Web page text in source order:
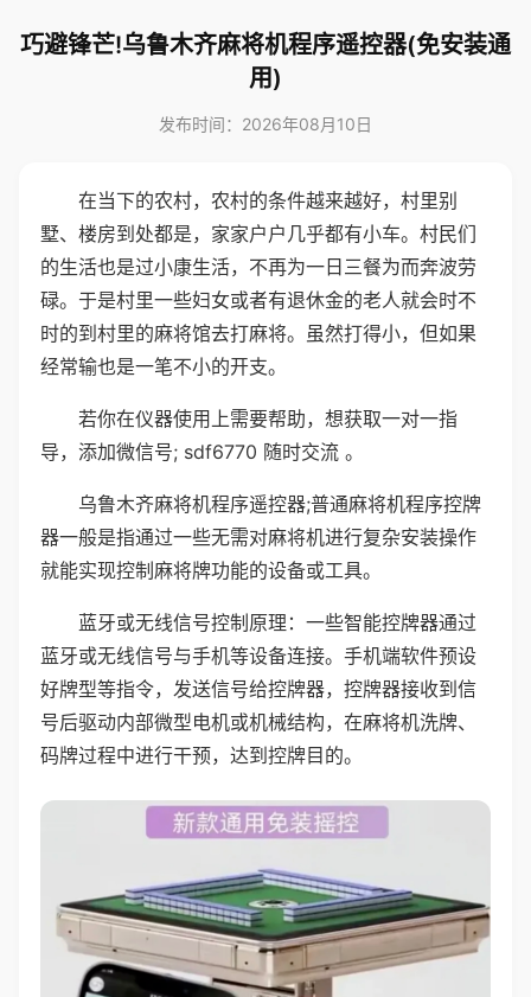
巧避锋芒!乌鲁木齐麻将机程序遥控器(免安装通
用)
发布时间：2026年08月10日
在当下的农村，农村的条件越来越好，村里别
墅、楼房到处都是，家家户户几乎都有小车。村民们
的生活也是过小康生活，不再为一日三餐为而奔波劳
碌。于是村里一些妇女或者有退休金的老人就会时不
时的到村里的麻将馆去打麻将。虽然打得小，但如果
经常输也是一笔不小的开支。
若你在仪器使用上需要帮助，想获取一对一指
导，添加微信号; sdf6770 随时交流 。
乌鲁木齐麻将机程序遥控器;普通麻将机程序控牌
器一般是指通过一些无需对麻将机进行复杂安装操作
就能实现控制麻将牌功能的设备或工具。
蓝牙或无线信号控制原理：一些智能控牌器通过
蓝牙或无线信号与手机等设备连接。手机端软件预设
好牌型等指令，发送信号给控牌器，控牌器接收到信
号后驱动内部微型电机或机械结构，在麻将机洗牌、
码牌过程中进行干预，达到控牌目的。